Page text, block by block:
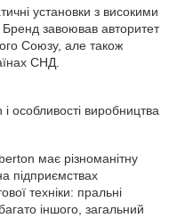
установки з високими
Бренд завоював авторитет
Союзу, але також
СНД.
особливості виробництва
має різноманітну
підприємствах
техніки: пральні
іншого, загальний